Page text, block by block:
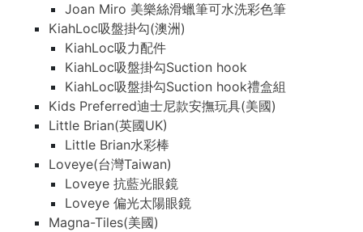
Joan Miro 美樂絲滑蠟筆可水洗彩色筆
KiahLoc吸盤掛勾(澳洲)
KiahLoc吸力配件
KiahLoc吸盤掛勾Suction hook
KiahLoc吸盤掛勾Suction hook禮盒組
Kids Preferred迪士尼款安撫玩具(美國)
Little Brian(英國UK)
Little Brian水彩棒
Loveye(台灣Taiwan)
Loveye 抗藍光眼鏡
Loveye 偏光太陽眼鏡
Magna-Tiles(美國)